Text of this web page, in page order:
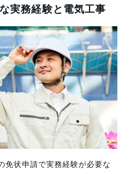
実務経験と電気工事
免状申請で実務経験が必要な